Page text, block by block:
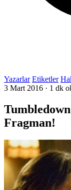
Yazarlar Etiketler
3 Mart 2016 · 1 dk
Fragman!